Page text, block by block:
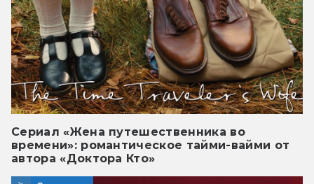
Сериал «Жена путешественника во
времени»: романтическое тайми-вайми от
автора «Доктора Кто»